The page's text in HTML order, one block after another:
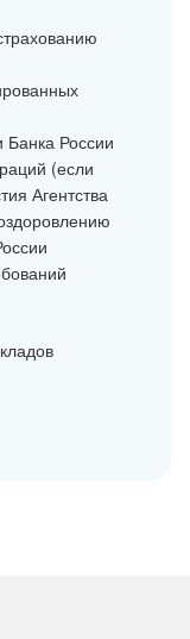
Банка России
(если
Агентства